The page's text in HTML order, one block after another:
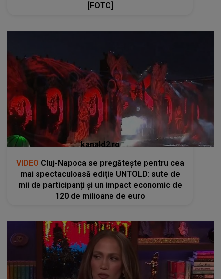
[FOTO]
kanald2.ro
VIDEO Cluj-Napoca se pregătește pentru cea
mai spectaculoasă ediție UNTOLD: sute de
mii de participanți și un impact economic de
120 de milioane de euro